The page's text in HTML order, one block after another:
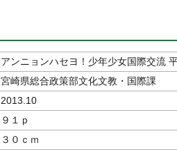
アンニョンハセヨ！少年少女国際交流
宮崎県総合政策部文化文教・国際課
2013.10
９１ｐ
３０ｃｍ